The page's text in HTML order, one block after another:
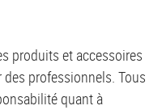
produits et accessoires
des professionnels. Tous
quant à